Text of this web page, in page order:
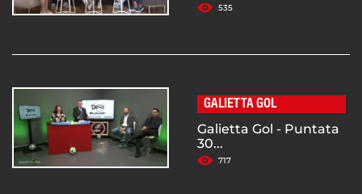
535
GALIETTA GOL
Galietta Gol - Puntata
30...
717